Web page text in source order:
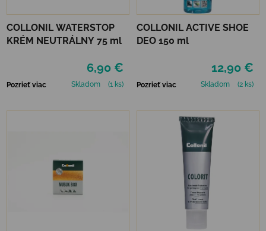
COLLONIL WATERSTOP
KRÉM NEUTRÁLNY 75 ml
6,90 €
Pozrieť viac Skladom (1 ks)
COLLONIL ACTIVE SHOE
DEO 150 ml
12,90 €
Pozrieť viac Skladom (2 ks)